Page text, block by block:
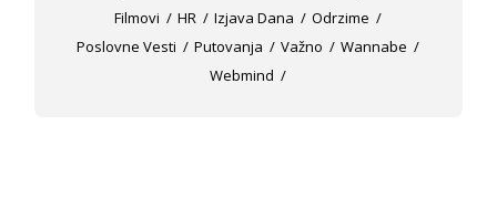
Filmovi
HR Izjava Dana
Odrzime
Poslovne Vesti
Putovanja Važno
Wannabe
Webmind